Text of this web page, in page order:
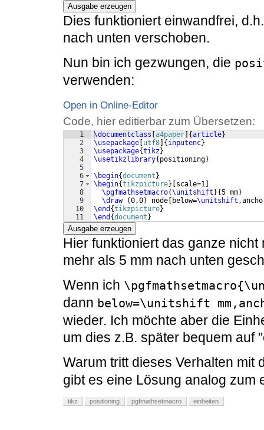
Ausgabe erzeugen
Dies funktioniert einwandfrei,
nach unten verschoben.
Nun bin ich gezwungen, die
verwenden:
Open in Online-Editor
Code, hier editierbar zum Übersetzen:
1
2
3
4
5
6
7
8
9
10
11
\documentclass a4paper {article}
\usepackage utf8 { inputenc}
\usepackage{tikz}
\usetikzlibrary{ positioning}
\begin{document }
\begin{tikzpicture} scale=1
\pgfmathsetmacro{\unitshift }{5 mm}
\draw
(0,0) node below=\unitshift
\end {tikzpicture}
\end {document }
Ausgabe erzeugen
Hier funktioniert das ganze
mehr als 5 mm nach unten
Wenn ich
dann below=\unitshift
wieder. Ich möchte aber die
um dies z.B. später bequem auf
Warum tritt dieses Verhalten mit
gibt es eine Lösung analog zum
tikz positioning pgfmathsetmacro einheiten